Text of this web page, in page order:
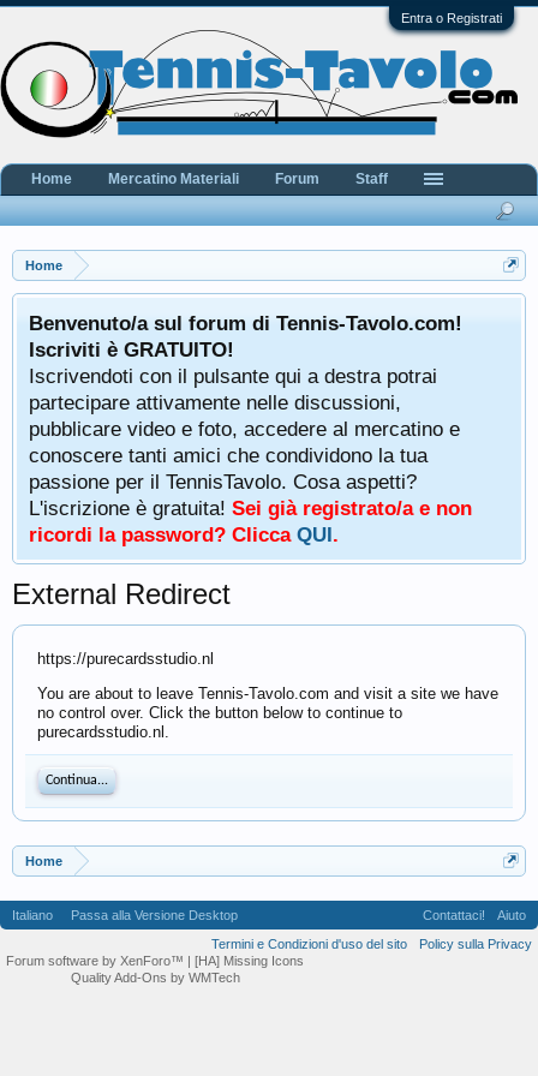
Entra o Registrati
Home
Benvenuto/a sul forum di Tennis-Tavolo.com!
Iscriviti è GRATUITO!
Iscrivendoti con il pulsante qui a destra potrai
partecipare attivamente nelle discussioni,
pubblicare video e foto, accedere al mercatino e
conoscere tanti amici che condividono la tua
passione per il TennisTavolo. Cosa aspetti?
L'iscrizione è gratuita! Sei già registrato/a e non
ricordi la password? Clicca QUI.
External Redirect
https://purecardsstudio.nl
You are about to leave Tennis-Tavolo.com and visit a site we have
no control over. Click the button below to continue to
purecardsstudio.nl.
Continua...
Home
Home Mercatino Materiali Forum Staff
Italiano Passa alla Versione Desktop Contattaci!
Aiuto
Termini e Condizioni d'uso del sito
Policy sulla Privacy
Forum software by XenForo™ | [HA] Missing Icons
Quality Add-Ons by WMTech